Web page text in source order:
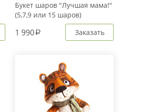
Букет шаров "Лучшая мама!"
(5,7,9 или 15 шаров)
1 990a Заказать